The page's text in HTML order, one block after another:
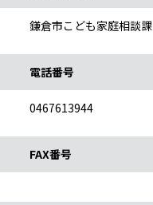
鎌倉市こども家庭相談課
電話番号
0467613944
FAX番号